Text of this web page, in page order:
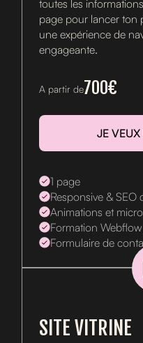
toutes les
page pour lancer ton
une expérience de
engageante.
A partir de700€
JE
1 page
Responsive & SEO
Animations et
Formation Webflow
Formulaire de
SITE VITRINE